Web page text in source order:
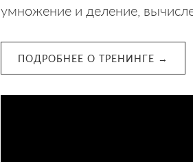
умножение и деление,
ПОДРОБНЕЕ О ТРЕНИНГЕ →